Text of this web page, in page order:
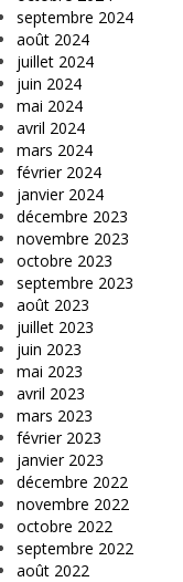
septembre 2024
août 2024
juillet 2024
juin 2024
mai 2024
avril 2024
mars 2024
février 2024
janvier 2024
décembre 2023
novembre 2023
octobre 2023
septembre 2023
août 2023
juillet 2023
juin 2023
mai 2023
avril 2023
mars 2023
février 2023
janvier 2023
décembre 2022
novembre 2022
octobre 2022
septembre 2022
août 2022